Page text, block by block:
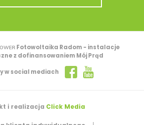
Fotowoltaika Radom - instalacje
z dofinansowaniem Mój Prąd
w social mediach
i realizacja Click Media